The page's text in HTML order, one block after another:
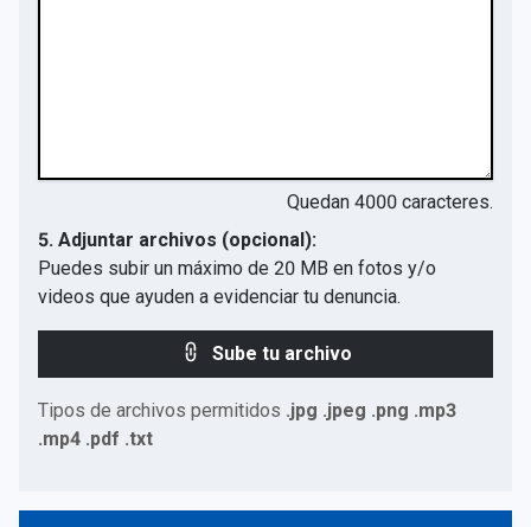
Quedan 4000 caracteres.
5. Adjuntar archivos (opcional):
Puedes subir un máximo de 20 MB en fotos y/o
videos que ayuden a evidenciar tu denuncia.
Sube tu archivo
Tipos de archivos permitidos .jpg .jpeg .png .mp3
.mp4 .pdf .txt